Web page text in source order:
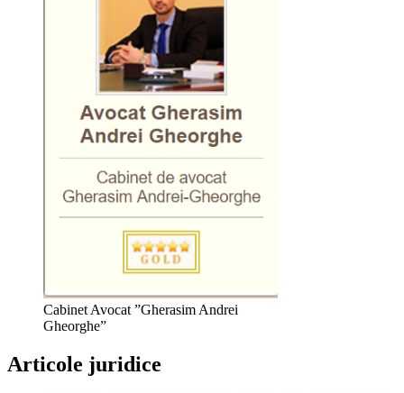
Cabinet Avocat ”Gherasim Andrei
Gheorghe”
Articole juridice